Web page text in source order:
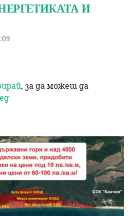
И
, за да можеш да